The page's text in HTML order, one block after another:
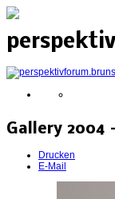
Gallery 2004
Drucken
E-Mail